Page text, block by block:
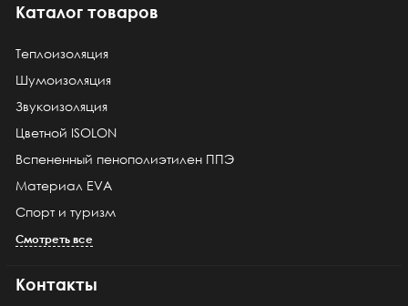
Каталог товаров
Теплоизоляция
Шумоизоляция
Звукоизоляция
Цветной ISOLON
Вспененный пенополиэтилен ППЭ
Материал EVA
Спорт и туризм
Смотреть все
Контакты